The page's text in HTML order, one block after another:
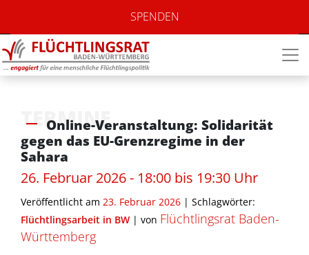
SPENDEN
TERMINE
Online-Veranstaltung: Solidarität
gegen das EU-Grenzregime in der
Sahara
26. Februar 2026 - 18:00 bis 19:30 Uhr
Veröffentlicht am 23. Februar 2026 | Schlagwörter:
Flüchtlingsarbeit in BW | von Flüchtlingsrat Baden-
Württemberg